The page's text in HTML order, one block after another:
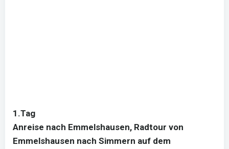
1.Tag
Anreise nach Emmelshausen, Radtour von
Emmelshausen nach Simmern auf dem